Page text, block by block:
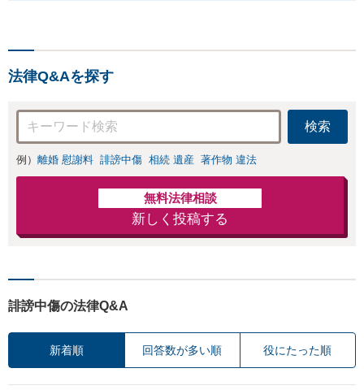
法律Q&Aを探す
検索
例） 離婚 慰謝料 誹謗中傷 相続 遺産 著作物 違法
無料法律相談
新しく投稿する
誹謗中傷の法律Q&A
新着順 回答数が多い順 役にたった順